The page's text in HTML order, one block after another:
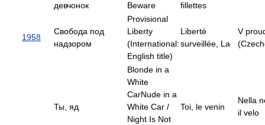
девчонок
Beware
fillettes
1958
Свобода под
надзором
Provisional
Liberty
(International:
English title)
Liberté
surveillée, La
V
Ты, яд
Blonde in a
White
CarNude in a
White Car /
Night Is Not
Toi, le venin
Nella
il velo